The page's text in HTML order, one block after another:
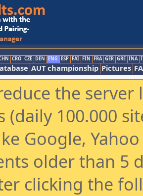
CRO CZE DEN ENG ESP FAI FIN FRA GER GRE INA
AUT championship Pictures
the
(daily 100.000
Google,
older than 5
clicking the